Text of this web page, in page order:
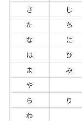
さ
し
た
ち
な
に
は
ひ
ま
み
や
ら
り
わ